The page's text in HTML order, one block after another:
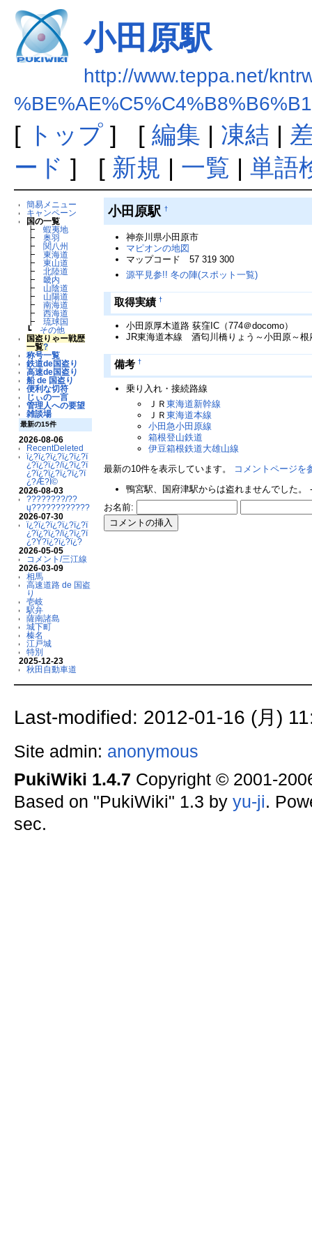
小田原駅
http://www.teppa.net/
[ トップ] [ 編集 | 凍結 |
ード ] [ 新規 | 一覧 | 単語
簡易メニュー
キャンペーン
国の一覧
┣蝦夷地
┣奥羽
┣ 関八州
┣東海道
┣東山道
┣北陸道
┣畿内
┣ 山陰道
┣ 山陽道
┣南海道
┣西海道
┣琉球国
┗ その他
国盗りゃー戦歴
一覧?
称号一覧
鉄道de国盗り
高速de国盗り
船 de 国盗り
便利な切符
じぃの一言
管理人への要望
雑談場
最新の15件
2026-08-06
RecentDeleted
ï¿?ï¿?ï¿?ï¿?ï¿?ï
¿?ï¿?ï¿?/ï¿?ï¿?ï
¿?ï¿?ï¿?ï¿?ï¿?ï
¿?Æ?Ï©
2026-08-03
????????/??
ų????????????
2026-07-30
ï¿?ï¿?ï¿?ï¿?ï¿?ï
¿?ï¿?ï¿?/ï¿?ï¿?ï
¿?Ý?ï¿?ï¿?ï¿?
2026-05-05
コメント/三江線
2026-03-09
相馬
高速道路 de 国盗
り
壱岐
駅弁
薩南諸島
城下町
榛名
江戸城
特別
2025-12-23
秋田自動車道
小田原駅 †
神奈川県小田原市
マピオンの地図
マップコード 57 319 300
源平見参!! 冬の陣(スポット一覧)
取得実績 †
小田原厚木道路 荻窪IC（774＠docomo）
JR東海道本線 酒匂川橋りょう～小田原～根
備考 †
乗り入れ・接続路線
ＪＲ東海道新幹線
ＪＲ東海道本線
小田急小田原線
箱根登山鉄道
伊豆箱根鉄道大雄山線
最新の10件を表示しています。
コメントページを
鴨宮駅、国府津駅からは盗れませんでした。
お名前:
Last-modified: 2012-01-16 (月)
Site admin: anonymous
PukiWiki 1.4.7 Copyright © 2001-
Based on "PukiWiki" 1.3 by yu-ji.
sec.